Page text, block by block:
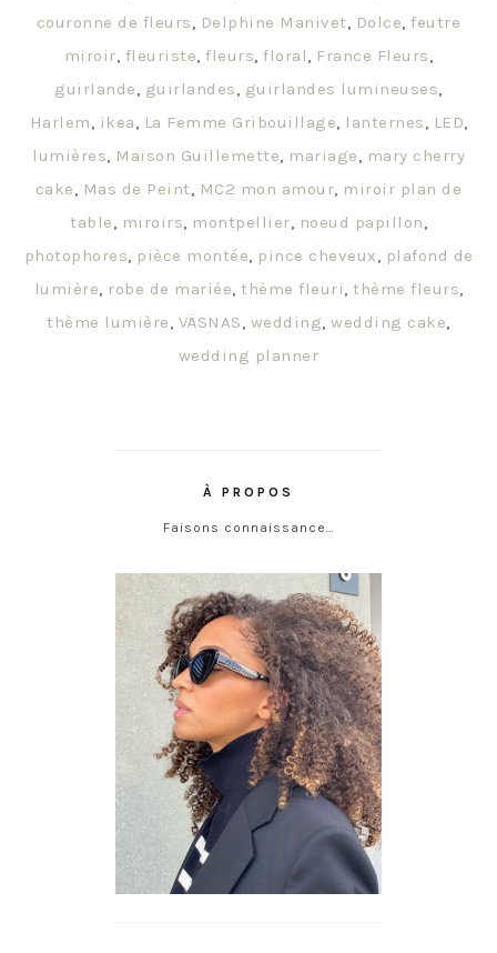
couronne de fleurs, Delphine Manivet, Dolce,feutre
miroir, fleuriste,fleurs,floral, France Fleurs,
guirlande, guirlandes, guirlandes lumineuses,
Harlem, ikea, La Femme Gribouillage, lanternes, LED,
lumières, Maison Guillemette, mariage, mary cherry
cake, Mas de Peint, MC2 mon amour, miroir plan de
table, miroirs, montpellier, noeud papillon,
photophores, pièce montée, pince cheveux, plafond de
lumière, robe de mariée, thème fleuri, thème fleurs,
thème lumière, VÄSNAS, wedding,wedding cake,
wedding planner
À PROPOS
Faisons connaissance…